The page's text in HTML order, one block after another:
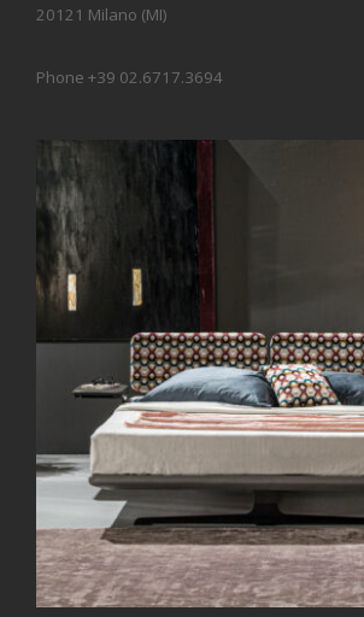
20121 Milano (MI)
Phone +39 02.6717.3694